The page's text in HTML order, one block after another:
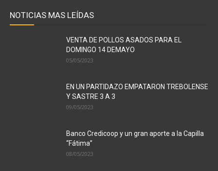
NOTICIAS MAS LEÍDAS
VENTA DE POLLOS ASADOS PARA EL
DOMINGO 14 DEMAYO
05/05/2023
EN UN PARTIDAZO EMPATARON TREBOLENSE
Y SASTRE 3 A 3
09/05/2023
Banco Credicoop y un gran aporte a la Capilla
“Fátima”
08/05/2023